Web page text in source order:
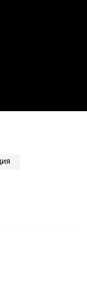
X
в Viber
в Whatsapp
в Messenger
в LinkedIn
в Google news
в Viber
в LinkedIn